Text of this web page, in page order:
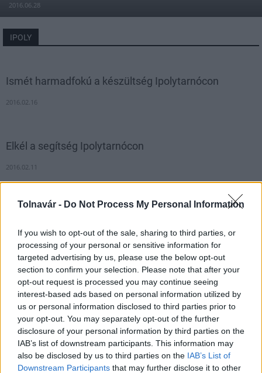
Tolnavár - Do Not Process My Personal Information
If you wish to opt-out of the sale, sharing to third parties, or
processing of your personal or sensitive information for
targeted advertising by us, please use the below opt-out
section to confirm your selection. Please note that after your
opt-out request is processed you may continue seeing
interest-based ads based on personal information utilized by
us or personal information disclosed to third parties prior to
your opt-out. You may separately opt-out of the further
disclosure of your personal information by third parties on the
IAB’s list of downstream participants. This information may
also be disclosed by us to third parties on the IAB’s List of
Downstream Participants that may further disclose it to other
2016.06.28
IPOLY
Ismét harmadfokú a készültség Ipolytarnócon
2016.02.16
Elkél a segítség Ipolytarnócon
2016.02.11
Apadás kezdődött az Ipoly folyón
2016.02.12
1
HÍRLEVÉL
Név